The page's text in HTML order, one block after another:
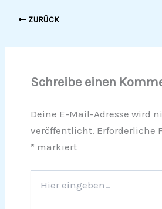
ZURÜCK
Schreibe einen
Deine E-Mail-Adresse wird
veröffentlicht. Erforderliche
* markiert
eingeben…